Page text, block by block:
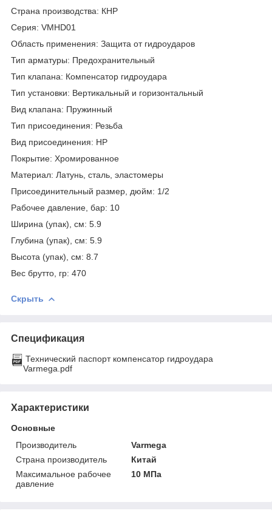
Страна производства: КНР
Серия: VMHD01
Область применения: Защита от гидроударов
Тип арматуры: Предохранительный
Тип клапана: Компенсатор гидроудара
Тип установки: Вертикальный и горизонтальный
Вид клапана: Пружинный
Тип присоединения: Резьба
Вид присоединения: НР
Покрытие: Хромированное
Материал: Латунь, сталь, эластомеры
Присоединительный размер, дюйм: 1/2
Рабочее давление, бар: 10
Ширина (упак), см: 5.9
Глубина (упак), см: 5.9
Высота (упак), см: 8.7
Вес брутто, гр: 470
Скрыть
Спецификация
Технический паспорт компенсатор гидроудара
Varmega.pdf
Характеристики
Основные
Производитель
Varmega
Страна производитель
Китай
Максимальное рабочее
давление
10 МПа